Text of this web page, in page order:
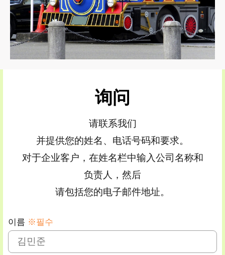
询问
请联系我们
并提供您的姓名、电话号码和要求。
对于企业客户，在姓名栏中输入公司名称和
负责人，然后
请包括您的电子邮件地址。
이름 ※필수